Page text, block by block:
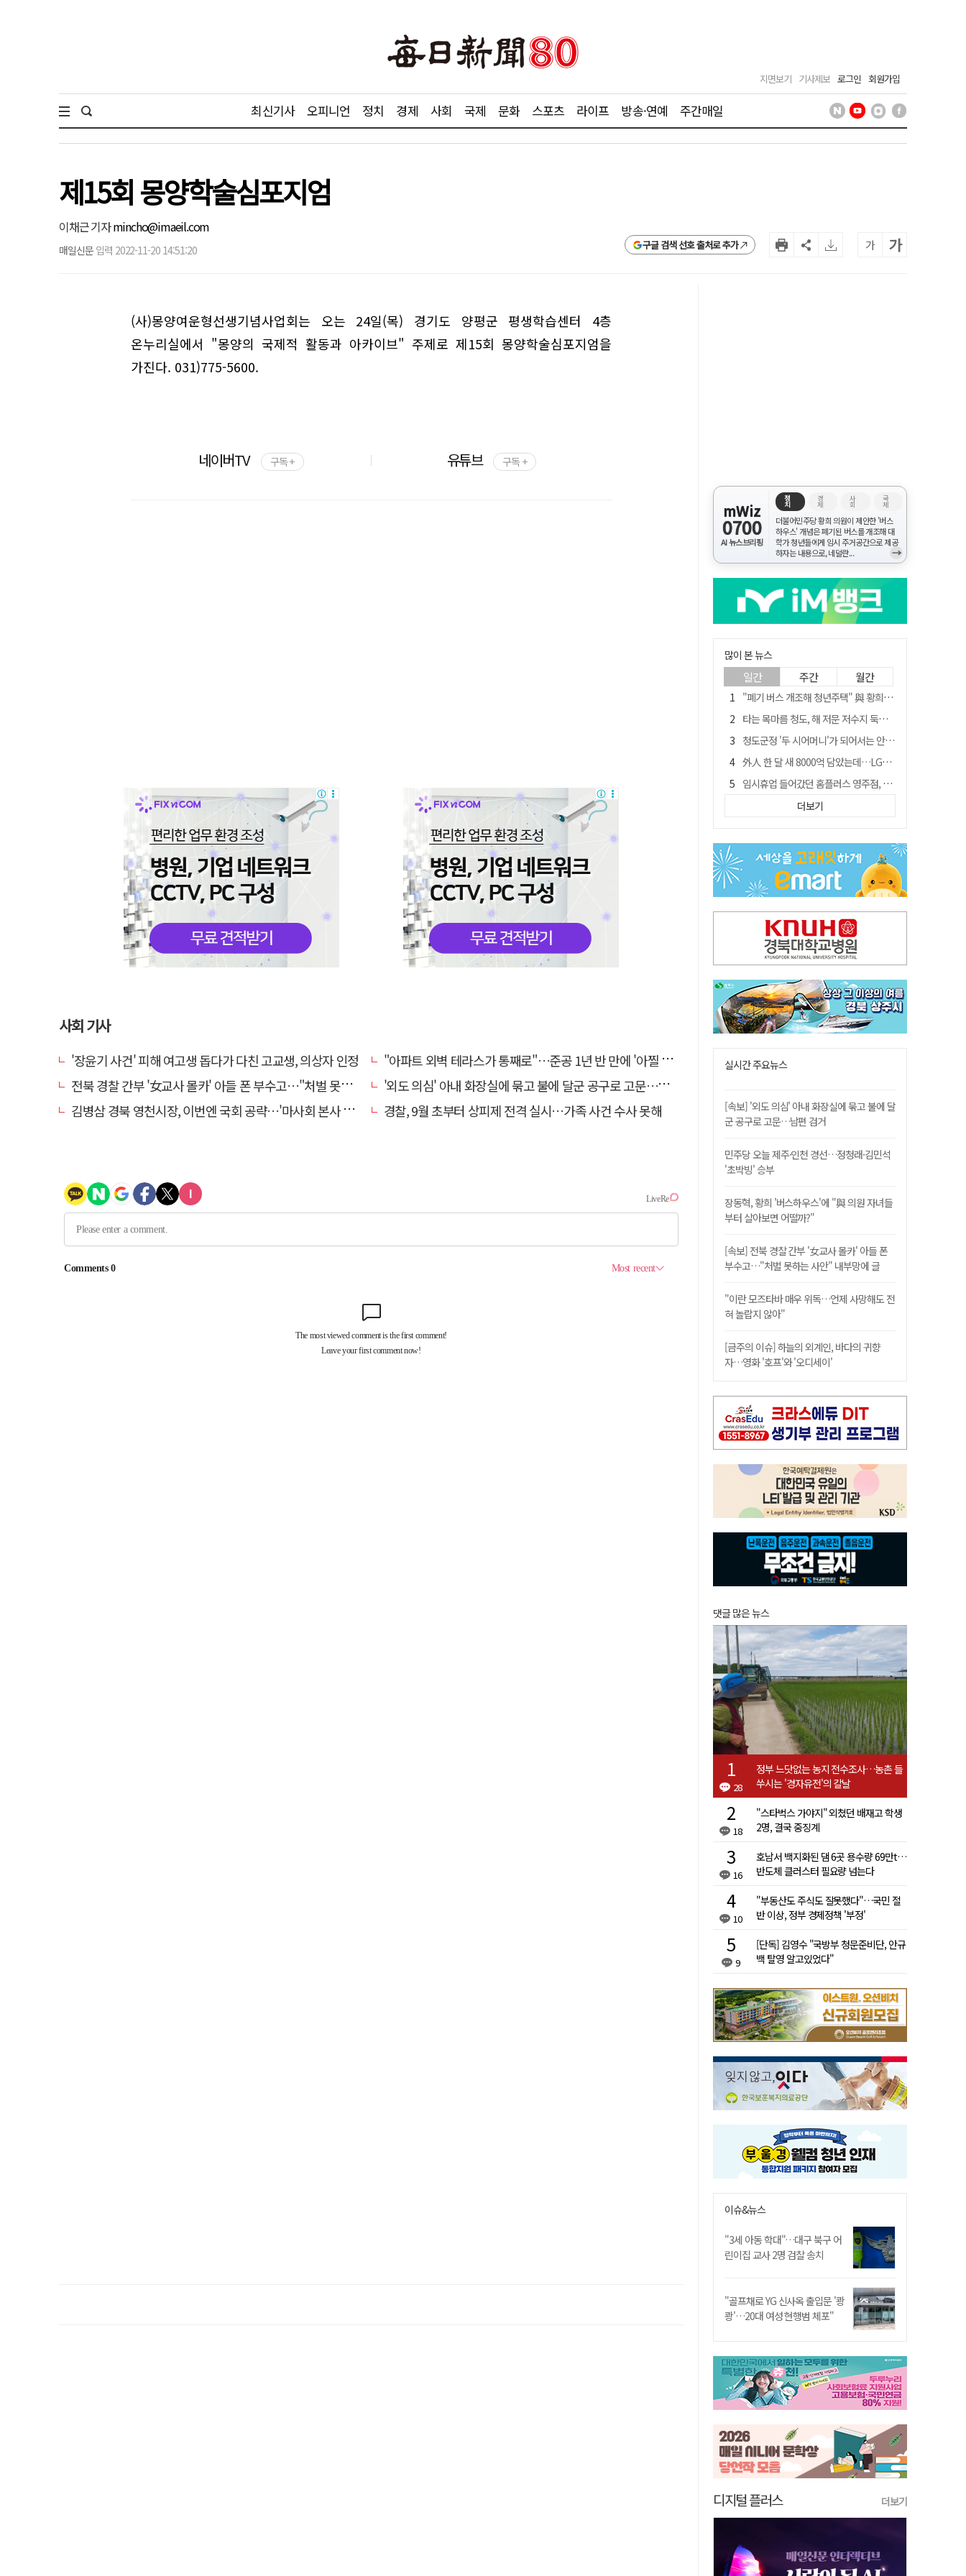
지면보기 기사제보 로그인 회원가입
최신기사 오피니언 정치 경제 사회 국제 문화 스포츠 라이프 방송·연예 주간매일
제15회 몽양학술심포지엄
이채근 기자mincho@imaeil.com
매일신문 입력 2022-11-20 14:51:20 구글 검색 선호 출처로 추가 가 가
(사)몽양여운형선생기념사업회는 오는 24일(목) 경기도 양평군 평생학습센터 4층
온누리실에서 "몽양의 국제적 활동과 아카이브" 주제로 제15회 몽양학술심포지엄을
가진다. 031)775-5600.
네이버TV 구독 + 유튜브 구독 +
사회 기사
'장윤기 사건' 피해 여고생 돕다가 다친 고교생, 의상자 인정
"아파트 외벽 테라스가 통째로"…준공 1년 반 만에 '아찔 사고'
전북 경찰 간부 '女교사 몰카' 아들 폰 부수고…"처벌 못하는 사안" 내부망에 글
'외도 의심' 아내 화장실에 묶고 불에 달군 공구로 고문…남편 검거
김병삼 경북 영천시장, 이번엔 국회 공략…'마사회 본사 이전·광역교통망 확충' 요청
경찰, 9월 초부터 상피제 전격 실시…가족 사건 수사 못해
mWiz
0700
AI 뉴스브리핑
정
치
경
제
사
회
국
제
더불어민주당 황희 의원이 제안한 '버스
하우스' 개념은 폐기된 버스를 개조해 대
학가 청년들에게 임시 주거공간으로 제공
하자는 내용으로, 네덜란...
→
많이 본 뉴스
일간 주간 월간
"폐기 버스 개조해 청년주택" 與 황희…'딸 학비는 年 4200만원'
타는 목마름 청도, 해 저문 저수지 둑에 군수가 서 있었다
청도군정 '두 시어머니'가 되어서는 안된다
外人 한 달 새 8000억 담았는데…LG이노텍 목표주가는 왜 엇갈릴까
임시휴업 들어갔던 홈플러스 영주점, 7일 영업 재개…지하 1층만 운영
신세계사이먼, 대구 아울렛 토지매매 계약 체결… 사업 본궤도
이의준 전 경북도 새마을봉사과장, 제28대 울릉군 부군수 취임
"상법개정해도 주주가 '봉'"…하이닉스 솔리다임 상장설에 술렁[개미와글와글]
전북 경찰 간부 '女교사 몰카' 아들 폰 부수고…"처벌 못하는 사안" 내부망에 글
더보기
실시간 주요뉴스
[속보] '외도 의심' 아내 화장실에 묶고 불에 달
군 공구로 고문…남편 검거
민주당 오늘 제주·인천 경선…정청래·김민석
'초박빙' 승부
장동혁, 황희 '버스하우스'에 "與 의원 자녀들
부터 살아보면 어떨까?"
[속보] 전북 경찰 간부 '女교사 몰카' 아들 폰
부수고…"처벌 못하는 사안" 내부망에 글
"이란 모즈타바 매우 위독…언제 사망해도 전
혀 놀랍지 않아"
[금주의 이슈] 하늘의 외계인, 바다의 귀향
자…영화 '호프'와 '오디세이'
댓글 많은 뉴스
28
정부 느닷없는 농지 전수조사…농촌 들
쑤시는 '경자유전'의 칼날
18
"스타벅스 가야지" 외쳤던 배재고 학생
2명, 결국 중징계
16
호남서 백지화된 댐 6곳 용수량 69만t…
반도체 클러스터 필요량 넘는다
10
"부동산도 주식도 잘못했다"…국민 절
반 이상, 정부 경제정책 '부정'
9
[단독] 김영수 "국방부 청문준비단, 안규
백 탈영 알고있었다"
이슈&뉴스
"3세 아동 학대"…대구 북구 어
린이집 교사 2명 검찰 송치
"골프채로 YG 신사옥 출입문 '쾅
쾅'…20대 여성 현행범 체포"
디지털 플러스 더보기